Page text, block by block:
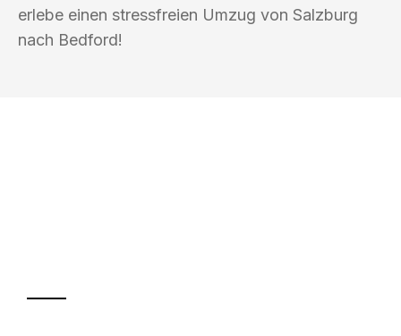
erlebe einen stressfreien Umzug von Salzburg
nach Bedford!